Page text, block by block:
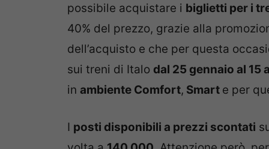
possibile acquistare i biglietti per i
40% del prezzo, grazie alla
dell’acquisto e che per questa
sui treni di Italo dal 25 gennaio al 15
in ambiente Comfort, Smart e per
I posti disponibili a prezzi scontati